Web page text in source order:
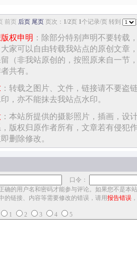
前页 后页 尾页 页次： 1/2页 1个记录/页 转到
权申明 ：除部分特别声明不要转载
家可以自由转载我站点的原创文章
（非我站原创的，按照原来自一节
共有。
：转载之图片、文件，链接请不要盗
，亦不能抹去我站点水印。
：本站所提供的摄影照片，插画，设
版权归原作者所有，文章若有侵犯
删除修改。
口令：
确的用户名和密码才能参与评论。如果您不是本
的链接、内容等需要修改的错误，请用报告错误
1 2 3 4 5